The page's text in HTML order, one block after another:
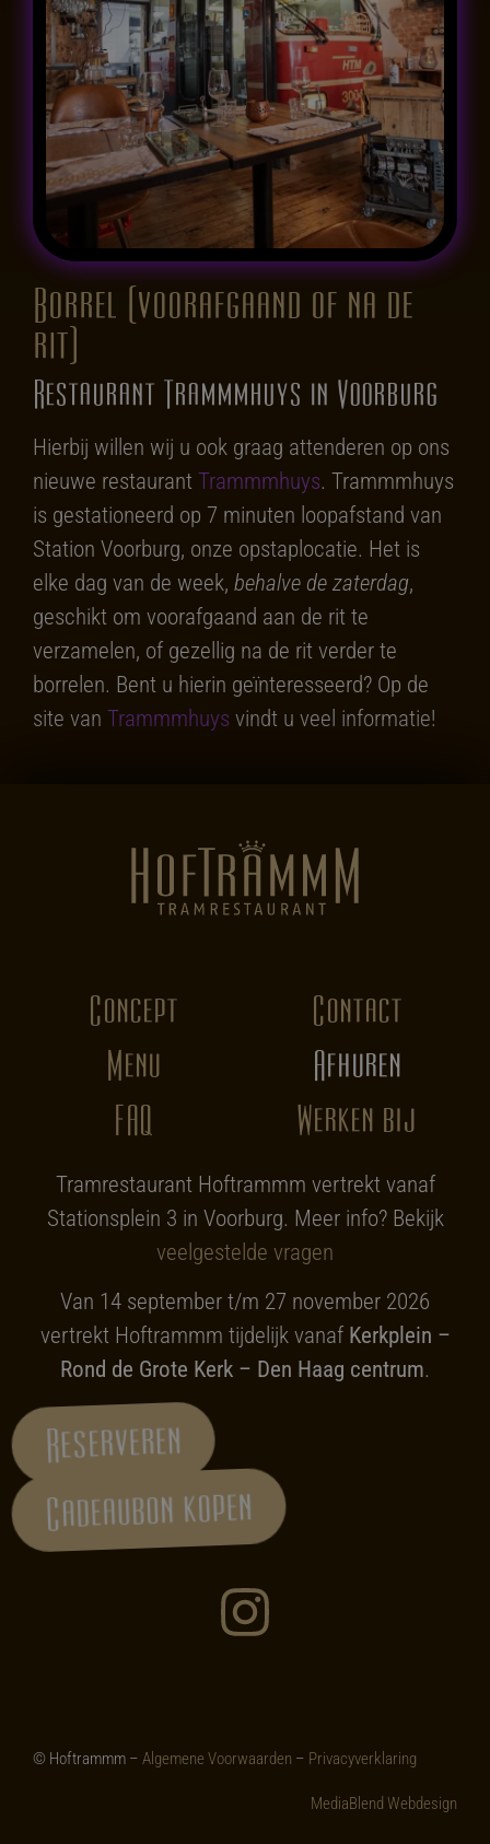
Borrel (voorafgaand of na de
rit)
Restaurant Trammmhuys in Voorburg
Hierbij willen wij u ook graag attenderen op ons
nieuwe restaurant Trammmhuys. Trammmhuys
is gestationeerd op 7 minuten loopafstand van
Station Voorburg, onze opstaplocatie. Het is
elke dag van de week, behalve de zaterdag,
geschikt om voorafgaand aan de rit te
verzamelen, of gezellig na de rit verder te
borrelen. Bent u hierin geïnteresseerd? Op de
site van Trammmhuys vindt u veel informatie!
Concept
Menu
FAQ
Contact
Afhuren
Werken bij
Tramrestaurant Hoftrammm vertrekt vanaf
Stationsplein 3 in Voorburg. Meer info? Bekijk
veelgestelde vragen
Van 14 september t/m 27 november 2026
vertrekt Hoftrammm tijdelijk vanaf Kerkplein –
Rond de Grote Kerk – Den Haag centrum.
Reserveren
Cadeaubon kopen
© Hoftrammm – Algemene Voorwaarden – Privacyverklaring
MediaBlend Webdesign